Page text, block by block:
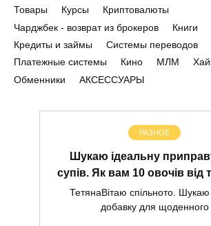
Товары
Курсы
Криптовалюты
Чарджбек - возврат из брокеров
Книги
Кредиты и займы
Системы переводов
Платежные системы
Кино МЛМ
Обменники
АКСЕССУАРЫ
РАЗНОЕ
Шукаю ідеальну
супів. Як вам 10 овочів від
ТетянаВітаю спільното. Шукаю
добавку для щоденного